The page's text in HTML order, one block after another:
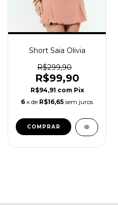
Short Saia Olivia
R$299,90
R$99,90
R$94,91 com Pix
6 x de R$16,65 sem juros
COMPRAR